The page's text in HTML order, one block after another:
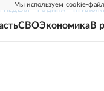
Мы используем cookie-
НЕДЕЛЯ РОДИНА
СВОЭкономикаВ